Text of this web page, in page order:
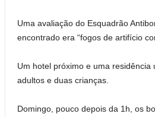
Uma avaliação do Esquadrão
encontrado era “fogos de artifício
Um hotel próximo e uma
adultos e duas crianças.
Domingo, pouco depois da 1h, os